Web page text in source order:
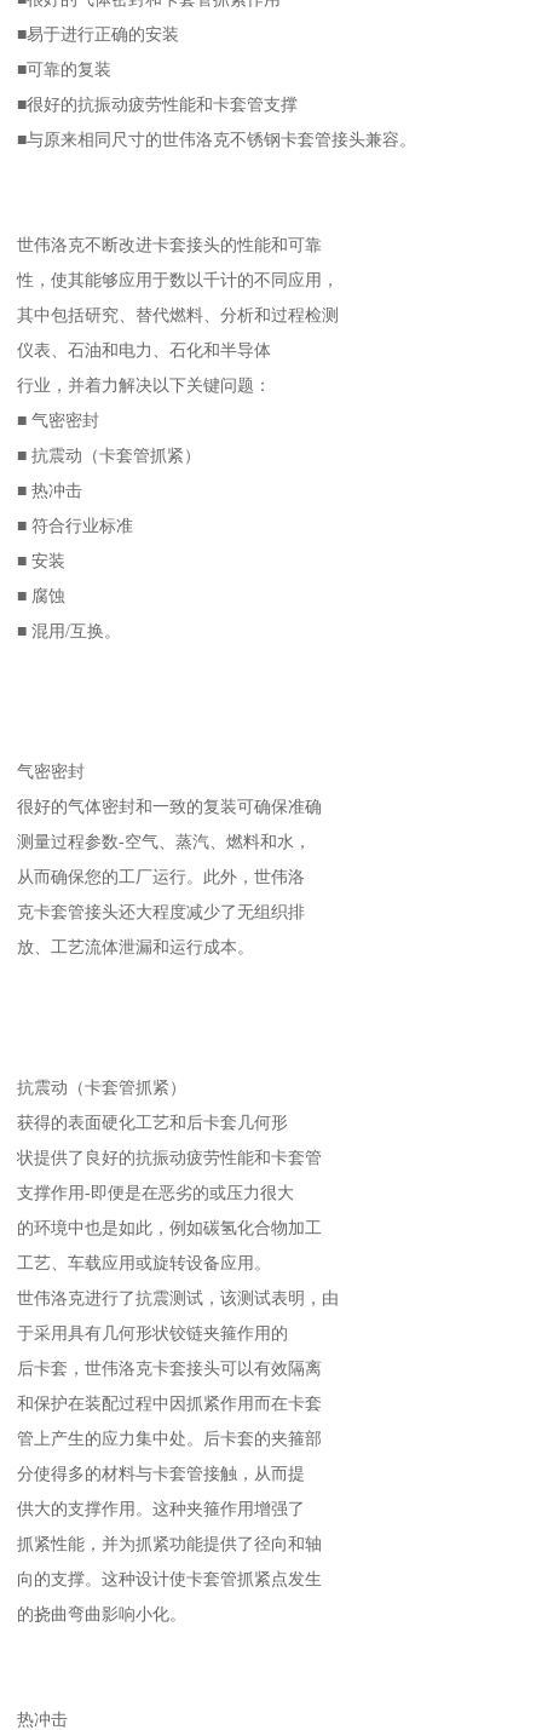
■易于进行正确的安装
■可靠的复装
■很好的抗振动疲劳性能和卡套管支撑
■与原来相同尺寸的世伟洛克不锈钢卡套管接头兼容。
世伟洛克不断改进卡套接头的性能和可靠
性，使其能够应用于数以千计的不同应用，
其中包括研究、替代燃料、分析和过程检测
仪表、石油和电力、石化和半导体
行业，并着力解决以下关键问题：
■ 气密密封
■ 抗震动（卡套管抓紧）
■ 热冲击
■ 符合行业标准
■ 安装
■ 腐蚀
■ 混用/互换。
气密密封
很好的气体密封和一致的复装可确保准确
测量过程参数-空气、蒸汽、燃料和水，
从而确保您的工厂运行。此外，世伟洛
克卡套管接头还大程度减少了无组织排
放、工艺流体泄漏和运行成本。
抗震动（卡套管抓紧）
获得的表面硬化工艺和后卡套几何形
状提供了良好的抗振动疲劳性能和卡套管
支撑作用-即便是在恶劣的或压力很大
的环境中也是如此，例如碳氢化合物加工
工艺、车载应用或旋转设备应用。
世伟洛克进行了抗震测试，该测试表明，由
于采用具有几何形状铰链夹箍作用的
后卡套，世伟洛克卡套接头可以有效隔离
和保护在装配过程中因抓紧作用而在卡套
管上产生的应力集中处。后卡套的夹箍部
分使得多的材料与卡套管接触，从而提
供大的支撑作用。这种夹箍作用增强了
抓紧性能，并为抓紧功能提供了径向和轴
向的支撑。这种设计使卡套管抓紧点发生
的挠曲弯曲影响小化。
热冲击